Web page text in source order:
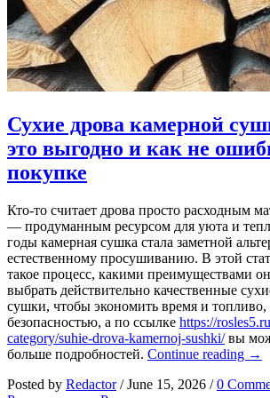
Сухие дрова камерной
это выгодно и как не
покупке
Кто-то считает дрова просто расходным
— продуманным ресурсом для уюта и
годы камерная сушка стала заметной
естественному просушиванию. В этой
такое процесс, какими преимуществами
выбрать действительно качественные
сушки, чтобы экономить время и топливо,
безопасностью, а по ссылке https://
category/suhie-drova-kamernoj-sushki/вы
больше подробностей. Continue reading →
Posted by Redactor / June 15, 2026 / 0